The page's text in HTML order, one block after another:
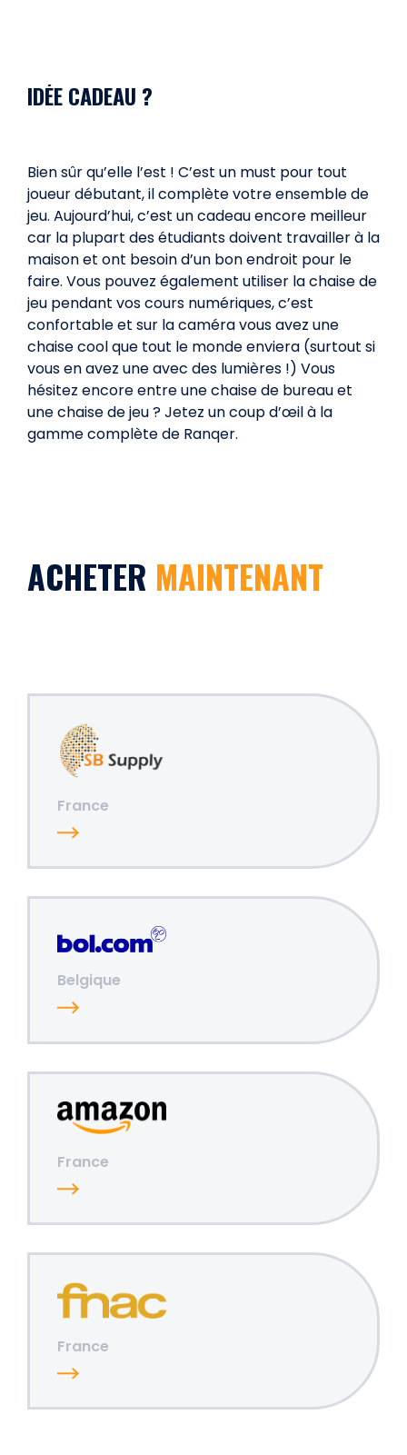
IDÉE CADEAU ?
Bien sûr qu’elle l’est ! C’est un must pour tout
joueur débutant, il complète votre ensemble de
jeu. Aujourd’hui, c’est un cadeau encore meilleur
car la plupart des étudiants doivent travailler à la
maison et ont besoin d’un bon endroit pour le
faire. Vous pouvez également utiliser la chaise de
jeu pendant vos cours numériques, c’est
confortable et sur la caméra vous avez une
chaise cool que tout le monde enviera (surtout si
vous en avez une avec des lumières !) Vous
hésitez encore entre une chaise de bureau et
une chaise de jeu ? Jetez un coup d’œil à la
gamme complète de Ranqer.
ACHETER MAINTENANT
France
Belgique
France
France